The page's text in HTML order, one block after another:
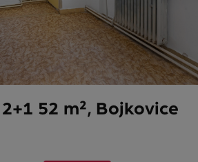
52 m², Bojkovice